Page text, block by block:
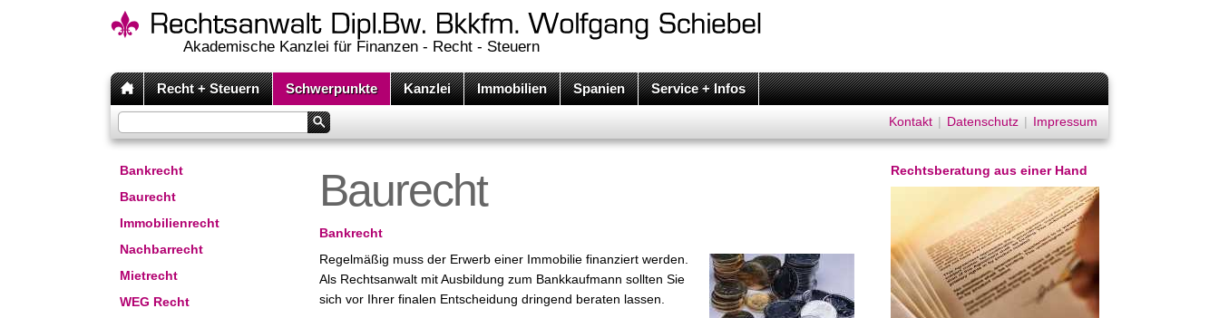
Akademische Kanzlei für Finanzen - Recht - Steuern
Recht + Steuern Schwerpunkte Kanzlei Immobilien Spanien Service + Infos
Kontakt | Datenschutz | Impressum
Bankrecht
Baurecht
Immobilienrecht
Nachbarrecht
Mietrecht
WEG Recht
Baurecht
Bankrecht
Regelmäßig muss der Erwerb einer Immobilie finanziert werden.
Als Rechtsanwalt mit Ausbildung zum Bankkaufmann sollten Sie
sich vor Ihrer finalen Entscheidung dringend beraten lassen.
Rechtsberatung aus einer Hand